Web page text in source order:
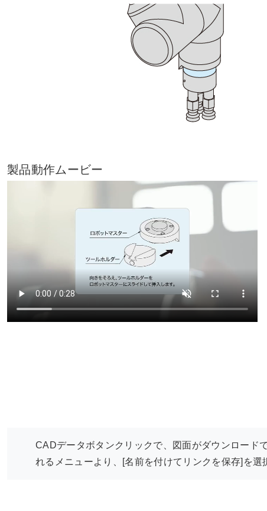
製品動作ムービー
CADデータボタンクリックで、図面がダウンロード
れるメニューより、[名前を付けてリンクを保存]を選